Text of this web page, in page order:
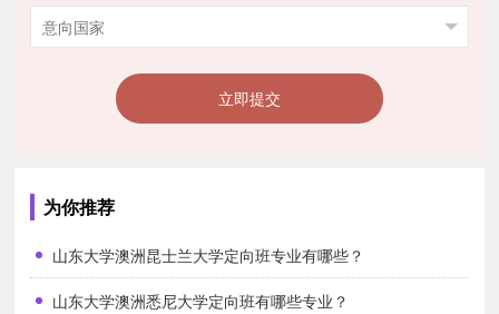
立即提交
为你推荐
山东大学澳洲昆士兰大学定向班专业有哪些？
山东大学澳洲悉尼大学定向班有哪些专业？